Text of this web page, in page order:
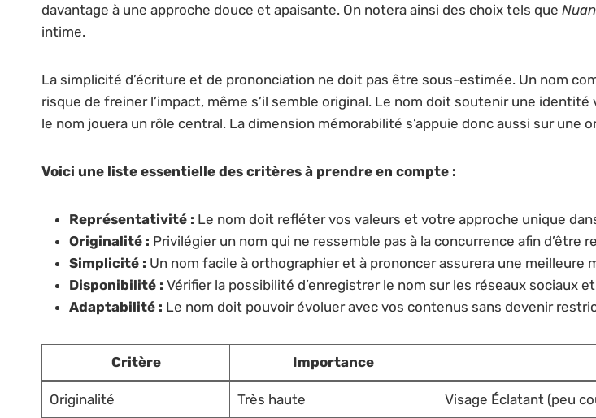
davantage à une approche douce et apaisante. On notera ainsi des choix tels que
intime.
La simplicité d’écriture et de prononciation ne doit pas être sous-estimée. Un nom
risque de freiner l’impact, même s’il semble original. Le nom doit soutenir une
le nom jouera un rôle central. La dimension mémorabilité s’appuie donc aussi sur
Voici une liste essentielle des critères à prendre en compte :
Représentativité : Le nom doit refléter vos valeurs et votre approche unique
Originalité : Privilégier un nom qui ne ressemble pas à la concurrence afin d’être
Simplicité : Un nom facile à orthographier et à prononcer assurera une meilleure
Disponibilité : Vérifier la possibilité d’enregistrer le nom sur les réseaux sociaux
Adaptabilité : Le nom doit pouvoir évoluer avec vos contenus sans devenir
Critère Importance
Originalité Très haute Visage Éclatant (peu